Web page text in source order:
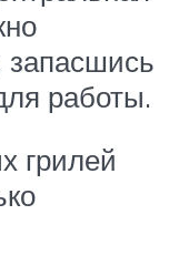
запасшись
работы.
грилей